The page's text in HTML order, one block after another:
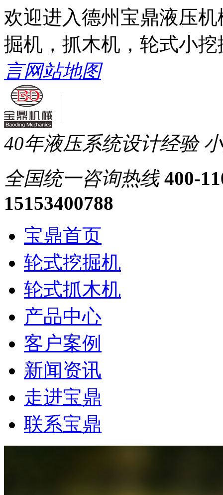
欢迎进入德州宝鼎液压
掘机，抓木机，轮式小
言网站地图
40年液压系统设计经验
全国统一咨询热线 400-
15153400788
宝鼎首页
轮式挖掘机
轮式抓木机
产品中心
客户案例
新闻资讯
走进宝鼎
联系宝鼎